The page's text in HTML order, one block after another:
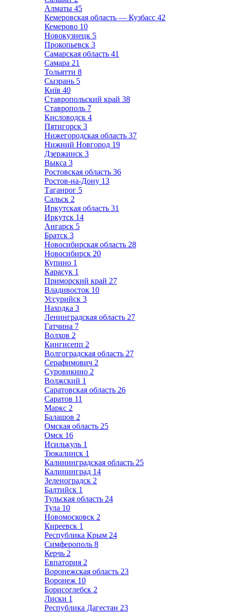
Алматы 45
Кемеровская область — Кузбасс 42
Кемерово 10
Новокузнецк 5
Прокопьевск 3
Самарская область 41
Самара 21
Тольятти 8
Сызрань 5
Київ 40
Ставропольский край 38
Ставрополь 7
Кисловодск 4
Пятигорск 3
Нижегородская область 37
Нижний Новгород 19
Дзержинск 3
Выкса 3
Ростовская область 36
Ростов-на-Дону 13
Таганрог 5
Сальск 2
Иркутская область 31
Иркутск 14
Ангарск 5
Братск 3
Новосибирская область 28
Новосибирск 20
Купино 1
Карасук 1
Приморский край 27
Владивосток 10
Уссурийск 3
Находка 3
Ленинградская область 27
Гатчина 7
Волхов 2
Кингисепп 2
Волгоградская область 27
Серафимович 2
Суровикино 2
Волжский 1
Саратовская область 26
Саратов 11
Маркс 2
Балашов 2
Омская область 25
Омск 16
Исилькуль 1
Тюкалинск 1
Калининградская область 25
Калининград 14
Зеленоградск 2
Балтийск 1
Тульская область 24
Тула 10
Новомосковск 2
Киреевск 1
Республика Крым 24
Симферополь 8
Керчь 2
Евпатория 2
Воронежская область 23
Воронеж 10
Борисоглебск 2
Лиски 1
Республика Дагестан 23